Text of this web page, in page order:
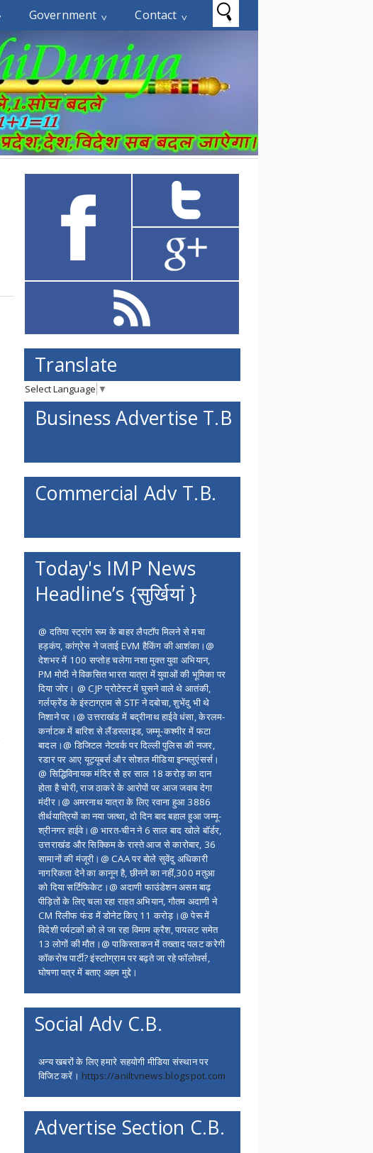
Government Contact
Translate
Select Language ▼
Business Advertise T.B
Commercial Adv T.B.
Today's IMP News
Headline’s {सुर्खियां }
@ दतिया स्ट्रांग रूम के बाहर लैपटॉप मिलने से मचा
हड़कंप, कांग्रेस ने जताई EVM हैकिंग की आशंका।@
देशभर में 100 सप्ताेह चलेगा नशा मुक्त युवा अभियान,
PM मोदी ने विकसित भारत यात्रा में युवाओं की भूमिका पर
दिया जोर। @ CJP प्रोटेस्ट में घुसने वाले थे आतंकी,
गर्लफ्रेंड के इंस्टाग्राम से STF ने दबोचा, शुभेंदु भी थे
निशाने पर।@ उत्तराखंड में बद्रीनाथ हाईवे धंसा, केरलम-
कर्नाटक में बारिश से लैंडस्लाइड, जम्मू-कश्मीर में फटा
बादल।@ डिजिटल नेटवर्क पर दिल्ली पुलिस की नजर,
रडार पर आए यूट्यूबर्स और सोशल मीडिया इन्फ्लुएंसर्स।
@ सिद्धिविनायक मंदिर से हर साल 18 करोड़ का दान
होता है चोरी, राज ठाकरे के आरोपों पर आज जवाब देगा
मंदीर।@ अमरनाथ यात्रा के लिए रवाना हुआ 3886
तीर्थयात्रियों का नया जत्था, दो दिन बाद बहाल हुआ जम्मू-
श्रीनगर हाईवे।@ भारत-चीन ने 6 साल बाद खोले बॉर्डर,
उत्तराखंड और सिक्किम के रास्ते आज से कारोबार, 36
सामानों की मंजूरी।@ CAA पर बोले सुवेंदु अधिकारी
नागरिकता देने का कानून है, छीनने का नहीं,300 मतुआ
को दिया सर्टिफिकेट।@ अदाणी फाउंडेशन असम बाढ़
पीड़ितों के लिए चला रहा राहत अभियान, गौतम अदाणी ने
CM रिलीफ फंड में डोनेट किए 11 करोड़।@ पेरू में
विदेशी पर्यटकों को ले जा रहा विमाम क्रैश, पायलट समेत
13 लोगों की मौत।@ पाकिस्ताकन में तख्ताद पलट करेगी
कॉकरोच पार्टी? इंस्टाोग्राम पर बढ़ते जा रहे फॉलोवर्स,
घोषणा पत्र में बताए अहम मुद्दे।
Social Adv C.B.
अन्य खबरों के लिए हमारे सहयोगी मीडिया संस्थान पर
विजिट करें। https://aniltvnews.blogspot.com
Advertise Section C.B.